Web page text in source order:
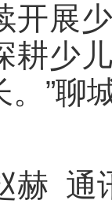
开展
耕少
”聊
赫 通